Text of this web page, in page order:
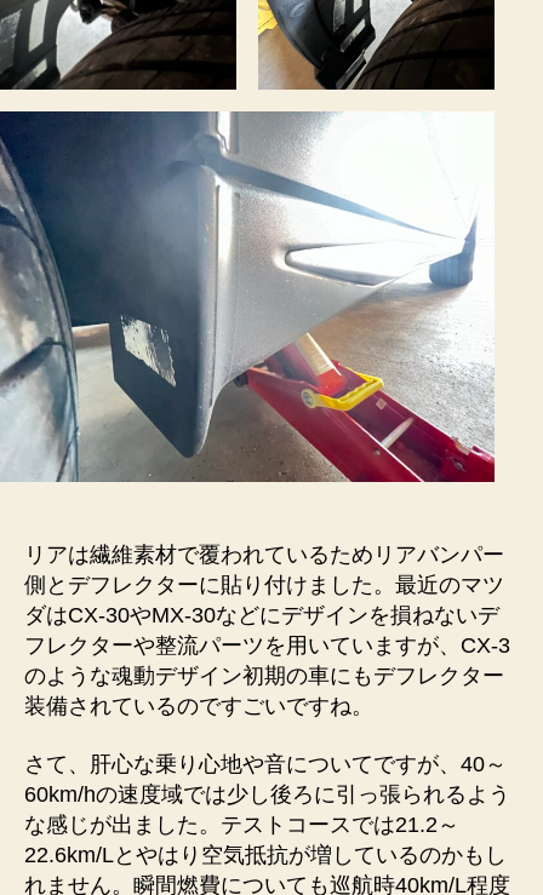
リアは繊維素材で覆われているためリアバンパー
側とデフレクターに貼り付けました。最近のマツ
ダはCX-30やMX-30などにデザインを損ねないデ
フレクターや整流パーツを用いていますが、CX-3
のような魂動デザイン初期の車にもデフレクター
装備されているのですごいですね。
さて、肝心な乗り心地や音についてですが、40～
60km/hの速度域では少し後ろに引っ張られるよう
な感じが出ました。テストコースでは21.2～
22.6km/Lとやはり空気抵抗が増しているのかもし
れません。瞬間燃費についても巡航時40km/L程度